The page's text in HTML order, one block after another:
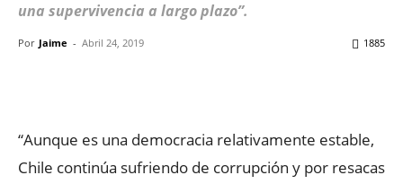
una supervivencia a largo plazo”.
Por Jaime - Abril 24, 2019 1885
“Aunque es una democracia relativamente estable,
Chile continúa sufriendo de corrupción y por resacas